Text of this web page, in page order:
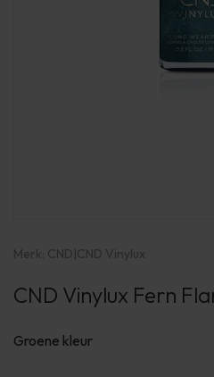
Merk: CND|CND Vinylux
CND Vinylux Fern
Groene kleur